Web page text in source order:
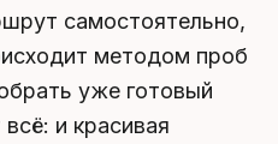
самостоятельно,
методом проб
уже готовый
и красивая